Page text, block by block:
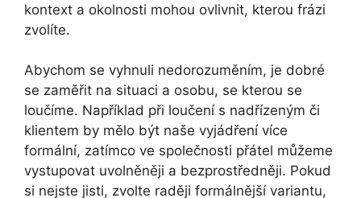
kontext a okolnosti mohou ovlivnit, kterou frázi
zvolíte.
Abychom se vyhnuli nedorozuměním, je dobré
se zaměřit na situaci a osobu, se kterou se
loučíme. Například při loučení s nadřízeným či
klientem by mělo být naše vyjádření více
formální, zatímco ve společnosti přátel můžeme
vystupovat uvolněněji a bezprostředněji. Pokud
si nejste jisti, zvolte raději formálnější variantu,